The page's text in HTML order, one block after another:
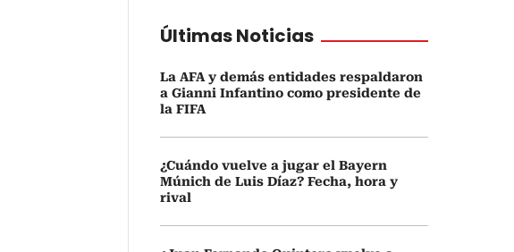
Últimas Noticias
La AFA y demás entidades respaldaron
a Gianni Infantino como presidente de
la FIFA
¿Cuándo vuelve a jugar el Bayern
Múnich de Luis Díaz? Fecha, hora y
rival